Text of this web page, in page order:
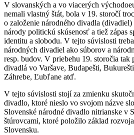
V slovanských a vo viacerých
nemali vlastný štát, bola v 19. storočí
o založenie národného divadla
národy politickú skúsenosť a tiež zápas
identitu a slobodu. V tejto súvislosti
národných divadiel ako súborov a
resp. budov. V priebehu 19. storočia tak
divadlá vo Varšave, Budapešti,
Záhrebe, Ľubľane atď.
V tejto súvislosti stojí za zmienku
divadlo, ktoré nieslo vo svojom názve
Slovenské národné divadlo nitrianske v
štúrovcami, ktoré položilo základ
Slovensku.